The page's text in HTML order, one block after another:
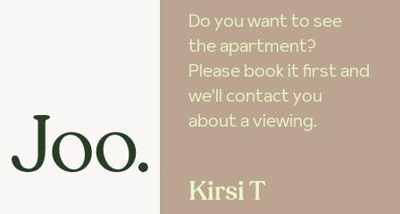
Do you want to see
the apartment?
Please book it first and
we'll contact you
about a viewing.
Kirsi T